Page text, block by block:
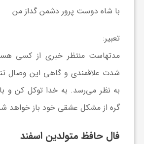
با شاه دوست پرور دشمن گداز من
تعبیر:
مدتهاست منتظر خبری از کسی
شدت علاقمندی و گاهی این وصال
به نظر می‌رسد. به خدا توکل کن و
گره از مشکل عشقی خود باز خواهد
فال حافظ متولدین اسفند